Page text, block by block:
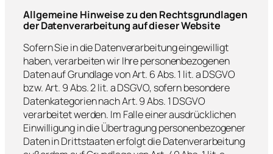
Allgemeine Hinweise zu den Rechtsgrundlagen
der Datenverarbeitung auf dieser Website
Sofern Sie in die Datenverarbeitung eingewilligt
haben, verarbeiten wir Ihre personenbezogenen
Daten auf Grundlage von Art. 6 Abs. 1 lit. a DSGVO
bzw. Art. 9 Abs. 2 lit. a DSGVO, sofern besondere
Datenkategorien nach Art. 9 Abs. 1 DSGVO
verarbeitet werden. Im Falle einer ausdrücklichen
Einwilligung in die Übertragung personenbezogener
Daten in Drittstaaten erfolgt die Datenverarbeitung